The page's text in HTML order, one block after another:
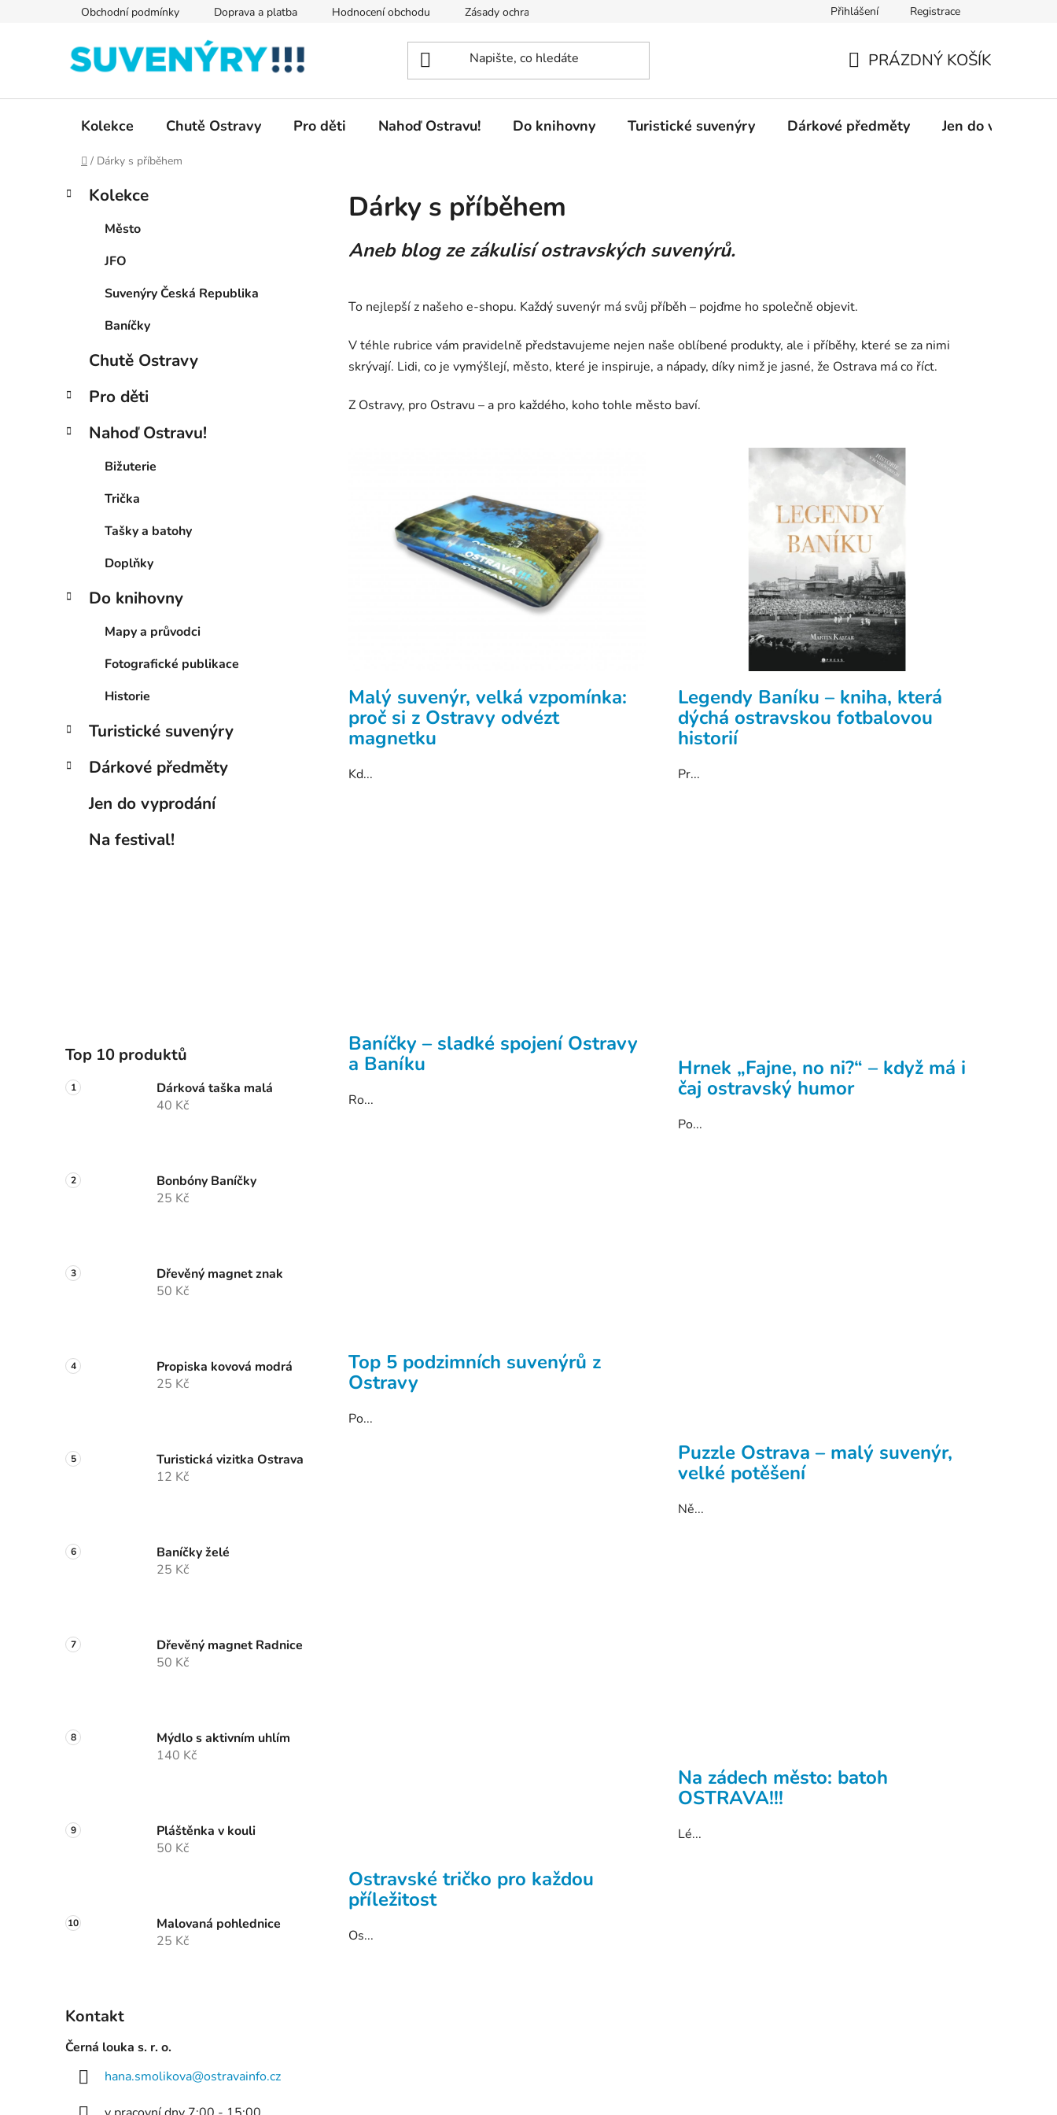
Obchodní podmínky Doprava a platba Hodnocení obchodu Zásady ochrany osobních údajů Přístupnost
Přihlášení Registrace
KOŠÍK
PRÁZDNÝ KOŠÍK
Kolekce Chutě Ostravy Pro děti Nahoď Ostravu! Do knihovny Turistické suvenýry Dárkové předměty Jen do vyprodání
Domů
/ Dárky s příběhem
P
a
e
Přeskočit
kategorie
K
a
Kolekce
Město
JFO
Suvenýry Česká Republika
Baníčky
Chutě Ostravy
Pro děti
Nahoď Ostravu!
Bižuterie
Trička
Tašky a batohy
Doplňky
Do knihovny
Mapy a průvodci
Fotografické publikace
Historie
Turistické suvenýry
Dárkové předměty
Jen do vyprodání
Na festival!
Top 10 produktů
Dárková taška malá
40 Kč
Bonbóny Baníčky
25 Kč
Dřevěný magnet znak
50 Kč
Propiska kovová modrá
25 Kč
Turistická vizitka Ostrava
12 Kč
Baníčky želé
25 Kč
Dřevěný magnet Radnice
50 Kč
Mýdlo s aktivním uhlím
140 Kč
Pláštěnka v kouli
50 Kč
Malovaná pohlednice
25 Kč
Kontakt
Černá louka s. r. o.
hana.smolikova@ostravainfo.cz
Dárky s příběhem
Aneb blog ze zákulisí ostravských suvenýrů.
To nejlepší z našeho e-shopu. Každý suvenýr má svůj příběh – pojďme ho společně objevit.
V téhle rubrice vám pravidelně představujeme nejen naše oblíbené produkty, ale i příběhy, které se za nimi
skrývají. Lidi, co je vymýšlejí, město, které je inspiruje, a nápady, díky nimž je jasné, že Ostrava má co říct.
Z Ostravy, pro Ostravu – a pro každého, koho tohle město baví.
Malý suvenýr, velká vzpomínka:
proč si z Ostravy odvézt
magnetku
Kd...
Legendy Baníku – kniha, která
dýchá ostravskou fotbalovou
historií
Pr...
Baníčky – sladké spojení Ostravy
a Baníku
Ro...
Hrnek „Fajne, no ni?“ – když má i
čaj ostravský humor
Po...
Top 5 podzimních suvenýrů z
Ostravy
Po...
Puzzle Ostrava – malý suvenýr,
velké potěšení
Ně...
Ostravské tričko pro každou
příležitost
Os...
Na zádech město: batoh
OSTRAVA!!!
Lé...